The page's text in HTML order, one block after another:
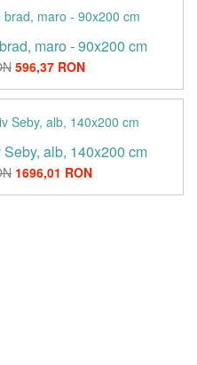
maro - 90x200 cm
596,37 RON
alb, 140x200 cm
1696,01 RON